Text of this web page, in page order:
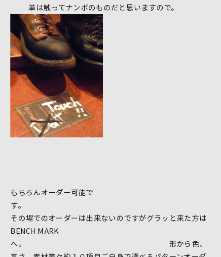
革は触ってナンボのものだと思いますので。
もちろんオーダー可能で
その場でのオーダーは出来ないのですがグラッと来た方は
BENCH MARK
へ。 形から色、